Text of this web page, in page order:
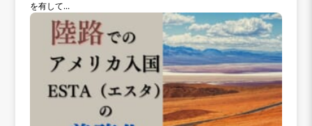
を有して...